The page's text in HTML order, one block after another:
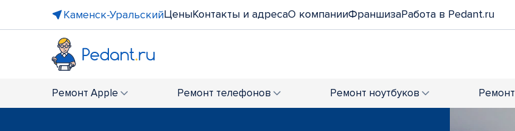
Каменск-УральскийЦеныКонтакты и адресаО компанииФраншизаРабота в Pedant.ru
Ремонт Apple Ремонт телефонов Ремонт ноутбуков Ремонт